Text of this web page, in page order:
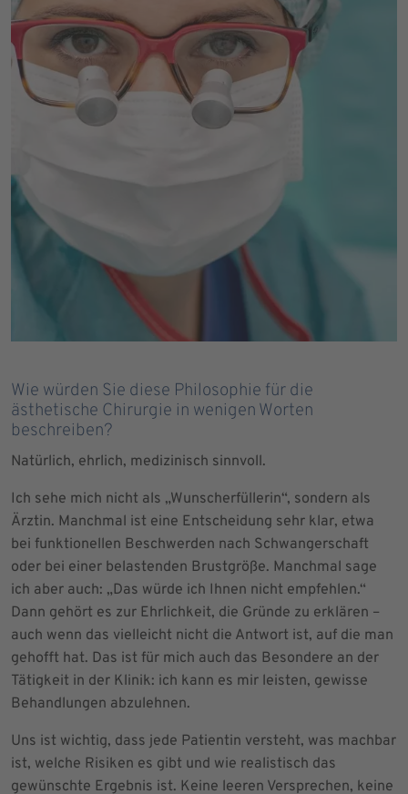
Wie würden Sie diese Philosophie für die
ästhetische Chirurgie in wenigen Worten
beschreiben?
Natürlich, ehrlich, medizinisch sinnvoll.
Ich sehe mich nicht als „Wunscherfüllerin“, sondern als
Ärztin. Manchmal ist eine Entscheidung sehr klar, etwa
bei funktionellen Beschwerden nach Schwangerschaft
oder bei einer belastenden Brustgröße. Manchmal sage
ich aber auch: „Das würde ich Ihnen nicht empfehlen.“
Dann gehört es zur Ehrlichkeit, die Gründe zu erklären –
auch wenn das vielleicht nicht die Antwort ist, auf die man
gehofft hat. Das ist für mich auch das Besondere an der
Tätigkeit in der Klinik: ich kann es mir leisten, gewisse
Behandlungen abzulehnen.
Uns ist wichtig, dass jede Patientin versteht, was machbar
ist, welche Risiken es gibt und wie realistisch das
gewünschte Ergebnis ist. Keine leeren Versprechen, keine